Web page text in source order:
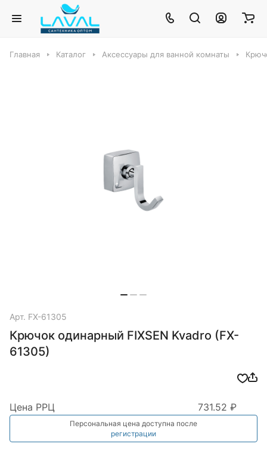
Главная Каталог Аксессуары для ванной комнаты
Арт. FX-61305
Крючок одинарный FIXSEN Kvadro (FX-
61305)
Цена РРЦ 731.52 ₽
Персональная цена доступна после
регистрации